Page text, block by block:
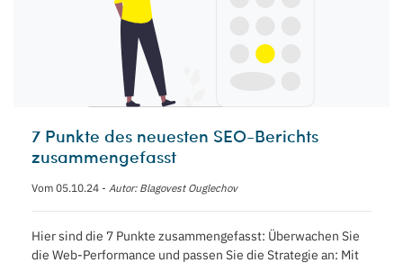
7 Punkte des neuesten SEO-Berichts
zusammengefasst
Vom 05.10.24 - Autor: Blagovest Ouglechov
Hier sind die 7 Punkte zusammengefasst: Überwachen Sie
die Web-Performance und passen Sie die Strategie an: Mit